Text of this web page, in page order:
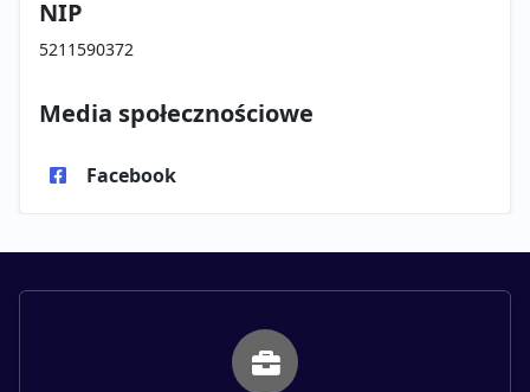
NIP
5211590372
Media społecznościowe
Facebook